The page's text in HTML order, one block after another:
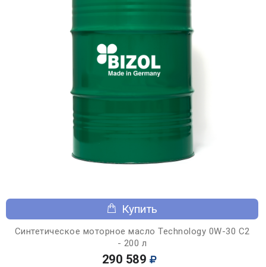
Купить
Синтетическое моторное масло Technology 0W-30 C2
- 200 л
290 589